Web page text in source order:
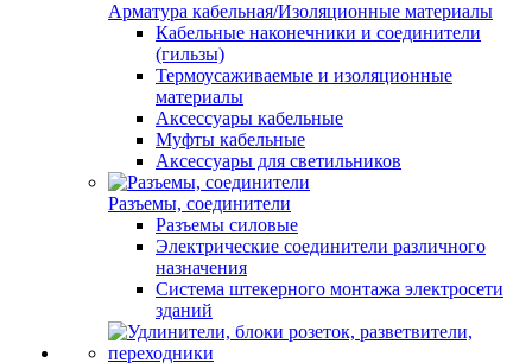
Арматура кабельная/Изоляционные материалы
Кабельные наконечники и соединители
(гильзы)
Термоусаживаемые и изоляционные
материалы
Аксессуары кабельные
Муфты кабельные
Аксессуары для светильников
Разъемы, соединители
Разъемы силовые
Электрические соединители различного
назначения
Система штекерного монтажа электросети
зданий